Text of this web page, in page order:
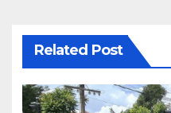
Related Post